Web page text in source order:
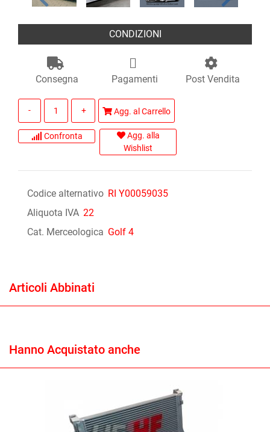
CONDIZIONI
Consegna Pagamenti Post Vendita
Agg. al Carrello
Confronta
Agg. alla
Wishlist
Codice alternativo RI Y00059035
Aliquota IVA 22
Cat. Merceologica Golf 4
Articoli Abbinati
Hanno Acquistato anche